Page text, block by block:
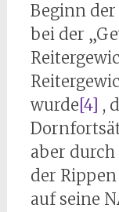
Beginn der
bei der
wurde[4] ,
aber
der
auf seine